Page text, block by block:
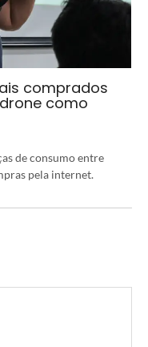
comprados
como
de consumo entre
pela internet.